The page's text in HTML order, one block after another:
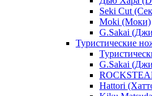
Seki Cut
Moki (Моки)
G.Sakai
Туристические
G.Sakai
Hattori